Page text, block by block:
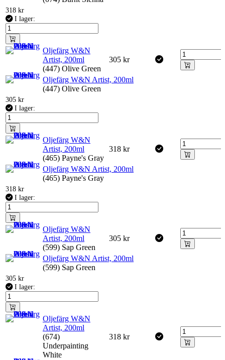
318 kr
I lager:
Oljefärg W&N
Artist, 200ml
(447) Olive Green
305 kr
Oljefärg W&N Artist, 200ml
(447) Olive Green
305 kr
I lager:
Oljefärg W&N
Artist, 200ml
(465) Payne's Gray
318 kr
Oljefärg W&N Artist, 200ml
(465) Payne's Gray
318 kr
I lager:
Oljefärg W&N
Artist, 200ml
(599) Sap Green
305 kr
Oljefärg W&N Artist, 200ml
(599) Sap Green
305 kr
I lager:
Oljefärg W&N
Artist, 200ml
(674)
Underpainting
White
318 kr